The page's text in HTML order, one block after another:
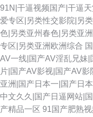
91N|干逼视频国产|干逼
爱专区|另类性交影院|另
色|另类亚州春色|另类亚
专区|另类亚洲欧洲综合
AV一线|国产AV淫乱兄妹
片|国产AV影视|国产AV影
亚洲|国产日本一|国产日
中文久久|国产日逼网站|
产精品一区 91国产肥熟